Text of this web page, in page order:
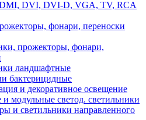
DVI, DVI-D, VGA, TV, RCA
фонари, переноски
прожекторы, фонари,
ландшафтные
бактерицидные
и декоративное освещение
модульные светод. светильники
и светильники направленного